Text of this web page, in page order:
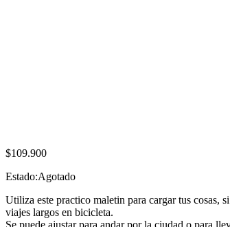
$109.900
Estado:Agotado
Utiliza este practico maletin para cargar tus cosas,
viajes largos en bicicleta.
Se puede ajustar para andar por la ciudad o para